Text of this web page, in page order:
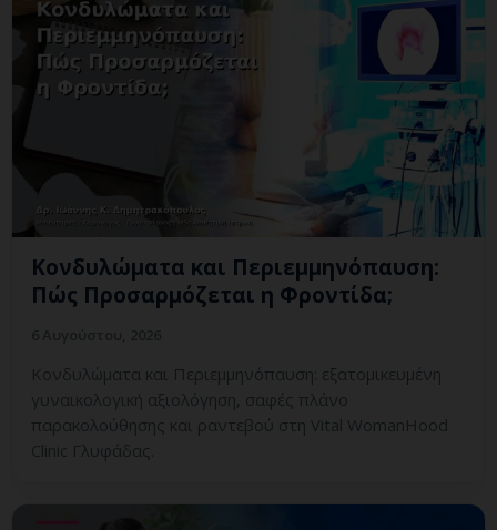
Κονδυλώματα και Περιεμμηνόπαυση:
Πώς Προσαρμόζεται η Φροντίδα;
Κονδυλώματα και Περιεμμηνόπαυση: εξατομικευμένη
γυναικολογική αξιολόγηση, σαφές πλάνο
παρακολούθησης και ραντεβού στη Vital WomanHood
Clinic Γλυφάδας.